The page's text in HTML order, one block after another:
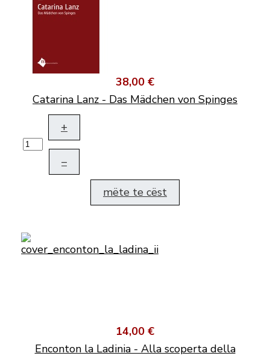
38,00 €
Catarina Lanz - Das Mädchen von Spinges
+
–
mëte te cëst
14,00 €
Enconton la Ladinia - Alla scoperta della